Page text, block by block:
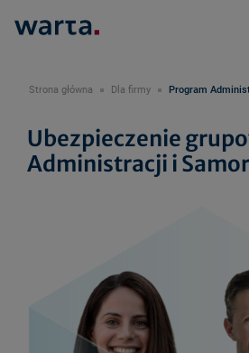
Strona główna Dla firmy Program
Ubezpieczenie
Administracji i